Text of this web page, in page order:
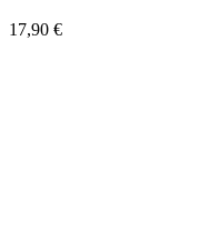
17,90 €